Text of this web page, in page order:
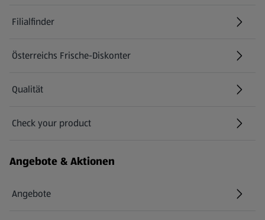
Filialfinder
Österreichs Frische-Diskonter
Qualität
Check your product
(öffnet in einem neuen Tab)
Angebote & Aktionen
Angebote